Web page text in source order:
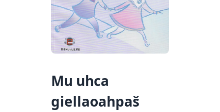
Mu uhca
giellaoahpaš